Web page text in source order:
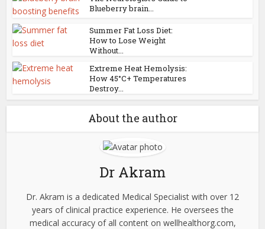
Blueberry brain...
Summer Fat Loss Diet:
How to Lose Weight
Without...
Extreme Heat Hemolysis:
How 45°C+ Temperatures
Destroy...
About the author
Dr Akram
Dr. Akram is a dedicated Medical Specialist with over 12
years of clinical practice experience. He oversees the
medical accuracy of all content on wellhealthorg.com,